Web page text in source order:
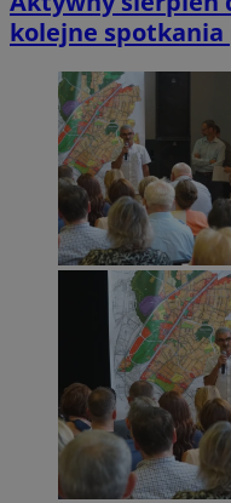
kolejne